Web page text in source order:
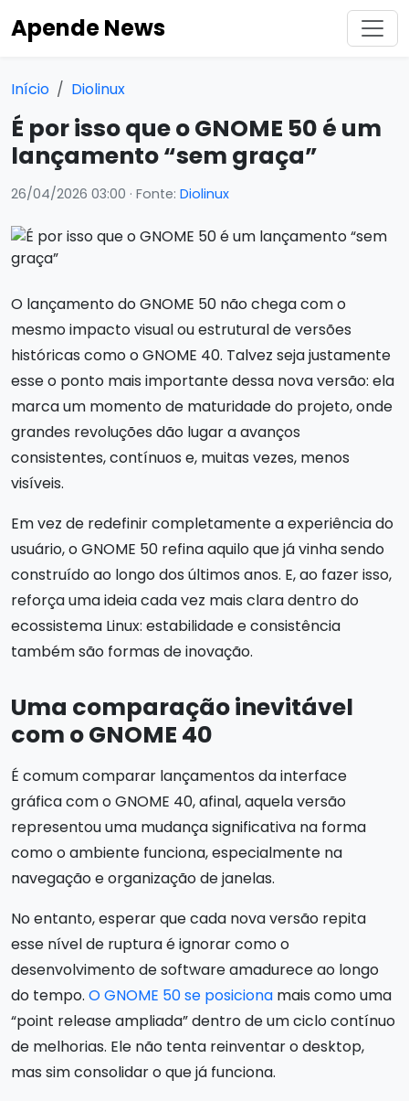
Apende News
Início Diolinux
É por isso que o GNOME 50 é um
lançamento “sem graça”
26/04/2026 03:00 · Fonte: Diolinux
O lançamento do GNOME 50 não chega com o
mesmo impacto visual ou estrutural de versões
históricas como o GNOME 40. Talvez seja justamente
esse o ponto mais importante dessa nova versão: ela
marca um momento de maturidade do projeto, onde
grandes revoluções dão lugar a avanços
consistentes, contínuos e, muitas vezes, menos
visíveis.
Em vez de redefinir completamente a experiência do
usuário, o GNOME 50 refina aquilo que já vinha sendo
construído ao longo dos últimos anos. E, ao fazer isso,
reforça uma ideia cada vez mais clara dentro do
ecossistema Linux: estabilidade e consistência
também são formas de inovação.
Uma comparação inevitável
com o GNOME 40
É comum comparar lançamentos da interface
gráfica com o GNOME 40, afinal, aquela versão
representou uma mudança significativa na forma
como o ambiente funciona, especialmente na
navegação e organização de janelas.
No entanto, esperar que cada nova versão repita
esse nível de ruptura é ignorar como o
desenvolvimento de software amadurece ao longo
do tempo. O GNOME 50 se posiciona mais como uma
“point release ampliada” dentro de um ciclo contínuo
de melhorias. Ele não tenta reinventar o desktop,
mas sim consolidar o que já funciona.